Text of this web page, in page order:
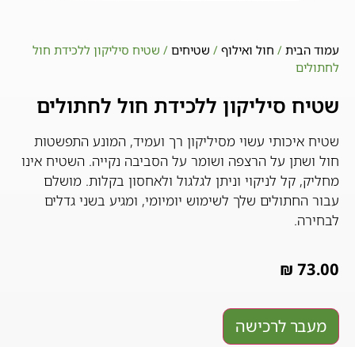
עמוד הבית / חול ואילוף / שטיחים / שטיח סיליקון ללכידת חול
לחתולים
שטיח סיליקון ללכידת חול לחתולים
שטיח איכותי עשוי מסיליקון רך ועמיד, המונע התפשטות
חול ושתן על הרצפה ושומר על הסביבה נקייה. השטיח אינו
מחליק, קל לניקוי וניתן לגלגול ולאחסון בקלות. מושלם
עבור החתולים שלך לשימוש יומיומי, ומגיע בשני גדלים
לבחירה.
₪ 73.00
מעבר לרכישה